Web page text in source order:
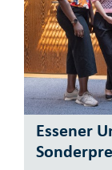
Essener